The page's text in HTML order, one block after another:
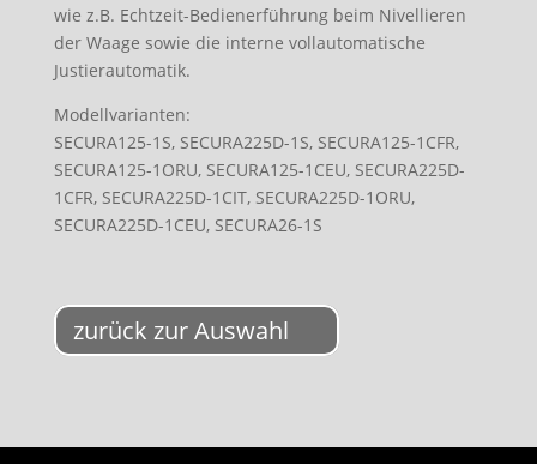
wie z.B. Echtzeit-Bedienerführung beim Nivellieren
der Waage sowie die interne vollautomatische
Justierautomatik.
Modellvarianten:
SECURA125-1S, SECURA225D-1S, SECURA125-1CFR,
SECURA125-1ORU, SECURA125-1CEU, SECURA225D-
1CFR, SECURA225D-1CIT, SECURA225D-1ORU,
SECURA225D-1CEU, SECURA26-1S
zurück zur Auswahl